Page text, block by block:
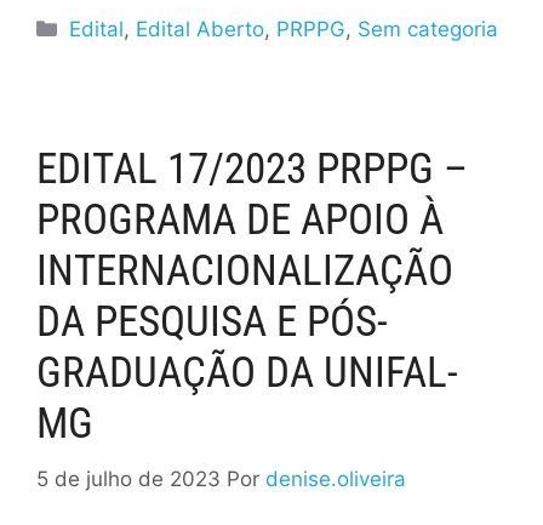
Edital, Edital Aberto, PRPPG, Sem categoria
EDITAL 17/2023 PRPPG –
PROGRAMA DE APOIO À
INTERNACIONALIZAÇÃO
DA PESQUISA E PÓS-
GRADUAÇÃO DA UNIFAL-
MG
5 de julho de 2023 Por denise.oliveira